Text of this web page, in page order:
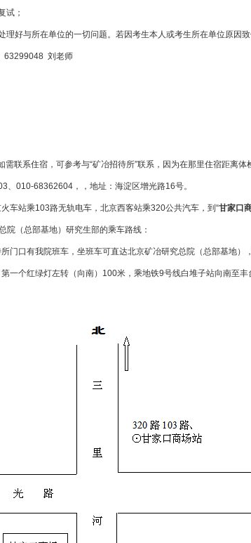
试；
理好与所在单位的一切问题。若因考生本人或考生所在单位原因
63299048 刘老师
需联系住宿，可参考与“矿冶招待所”联系，因为在那里住宿距离体
、010-68362604，，地址：海淀区增光路16号。
车站乘103路无轨电车，北京西客站乘320公共汽车，到“甘家口
院（总部基地）研究生部的乘车路线：
门口有我院班车，坐班车可直达北京矿冶研究总院（总部基地）
一个红绿灯左转（向南）100米，乘地铁9号线白堆子站向南至丰